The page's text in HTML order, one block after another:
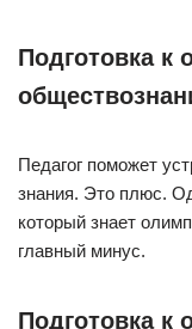
Подготовка к
Педагог поможет
знания. Это плюс.
который знает
главный минус.
Подготовка к